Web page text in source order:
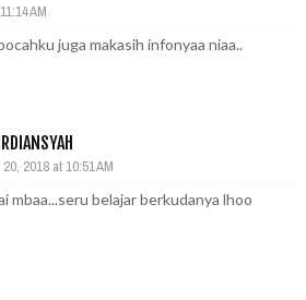
AM
juga makasih infonyaa niaa..
2018 at 10:51 AM
mbaa...seru belajar berkudanya lhoo